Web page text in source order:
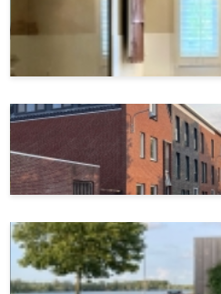
faciliteiten binnen handbereik.
bereik je de gezellige
winkels, restaurants en cafés,
Verder is Woerden centraal
naar de A12 en de A2. Binnen
Utrecht, en steden zoals
Rotterdam zijn allemaal binnen
Kortom: deze woning is ideaal
twee woningen in zit, voor
ontvangt uit het buitenland of